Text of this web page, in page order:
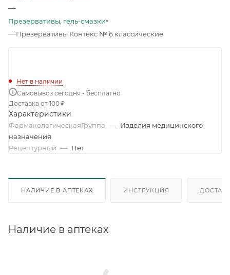
—
Презервативы, гель-смазки
—Презервативы Контекс № 6 классические
Нет в наличии
Самовывоз сегодня - бесплатно
Доставка от 100 ₽
Характеристики
ФармакологическаяГруппа — Изделия медицинского
назначения
Рецептурный — Нет
НАЛИЧИЕ В АПТЕКАХ ИНСТРУКЦИЯ
Наличие в аптеках